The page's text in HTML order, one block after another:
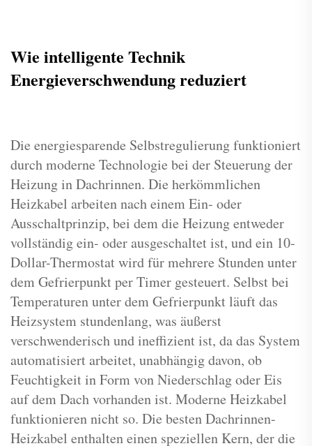
Wie intelligente Technik
Energieverschwendung reduziert
Die energiesparende Selbstregulierung funktioniert
durch moderne Technologie bei der Steuerung der
Heizung in Dachrinnen. Die herkömmlichen
Heizkabel arbeiten nach einem Ein- oder
Ausschaltprinzip, bei dem die Heizung entweder
vollständig ein- oder ausgeschaltet ist, und ein 10-
Dollar-Thermostat wird für mehrere Stunden unter
dem Gefrierpunkt per Timer gesteuert. Selbst bei
Temperaturen unter dem Gefrierpunkt läuft das
Heizsystem stundenlang, was äußerst
verschwenderisch und ineffizient ist, da das System
automatisiert arbeitet, unabhängig davon, ob
Feuchtigkeit in Form von Niederschlag oder Eis
auf dem Dach vorhanden ist. Moderne Heizkabel
funktionieren nicht so. Die besten Dachrinnen-
Heizkabel enthalten einen speziellen Kern, der die